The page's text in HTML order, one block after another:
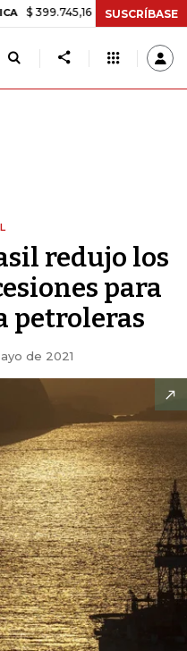
+$ 2.295,71 +0,58%
SUSCRÍBASE
redujo los
para
petroleras
de 2021